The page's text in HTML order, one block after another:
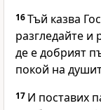
16Тъй казва
разгледайте и
де е добрият
покой на
17 И поставих